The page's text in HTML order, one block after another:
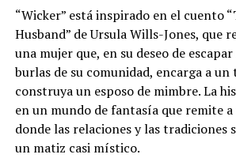
“Wicker” está inspirado en el cuento
Husband” de Ursula Wills-Jones, que
una mujer que, en su deseo de
burlas de su comunidad, encarga a un
construya un esposo de mimbre. La
en un mundo de fantasía que remite a
donde las relaciones y las tradiciones
un matiz casi místico.